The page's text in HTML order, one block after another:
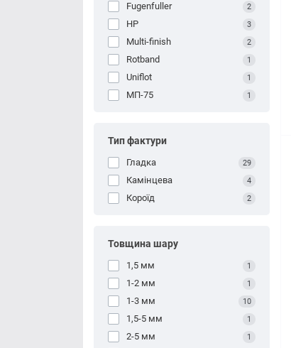
Fugenfuller 2
HP 3
Multi-finish 2
Rotband 1
Uniflot 1
МП-75 1
Тип фактури
Гладка 29
Камінцева 4
Короїд 2
Товщина шару
1,5 мм 1
1-2 мм 1
1-3 мм 10
1,5-5 мм 1
2-5 мм 1